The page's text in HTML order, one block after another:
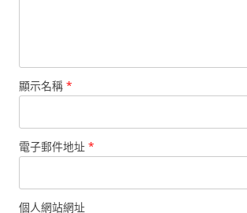
顯示名稱 *
電子郵件地址 *
個人網站網址